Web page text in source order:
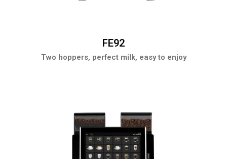
FE92
Two hoppers, perfect milk, easy to enjoy